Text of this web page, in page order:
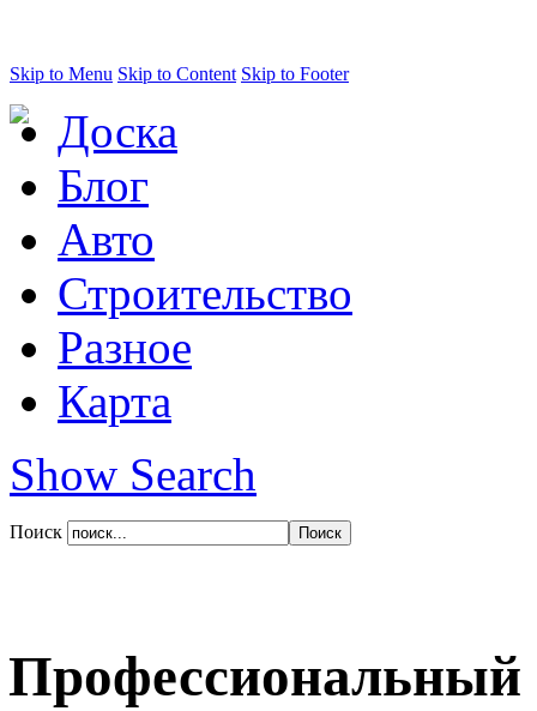
Skip to Menu Skip to Content Skip to Footer
Доска
Блог
Авто
Строительство
Разное
Карта
Show Search
Поиск